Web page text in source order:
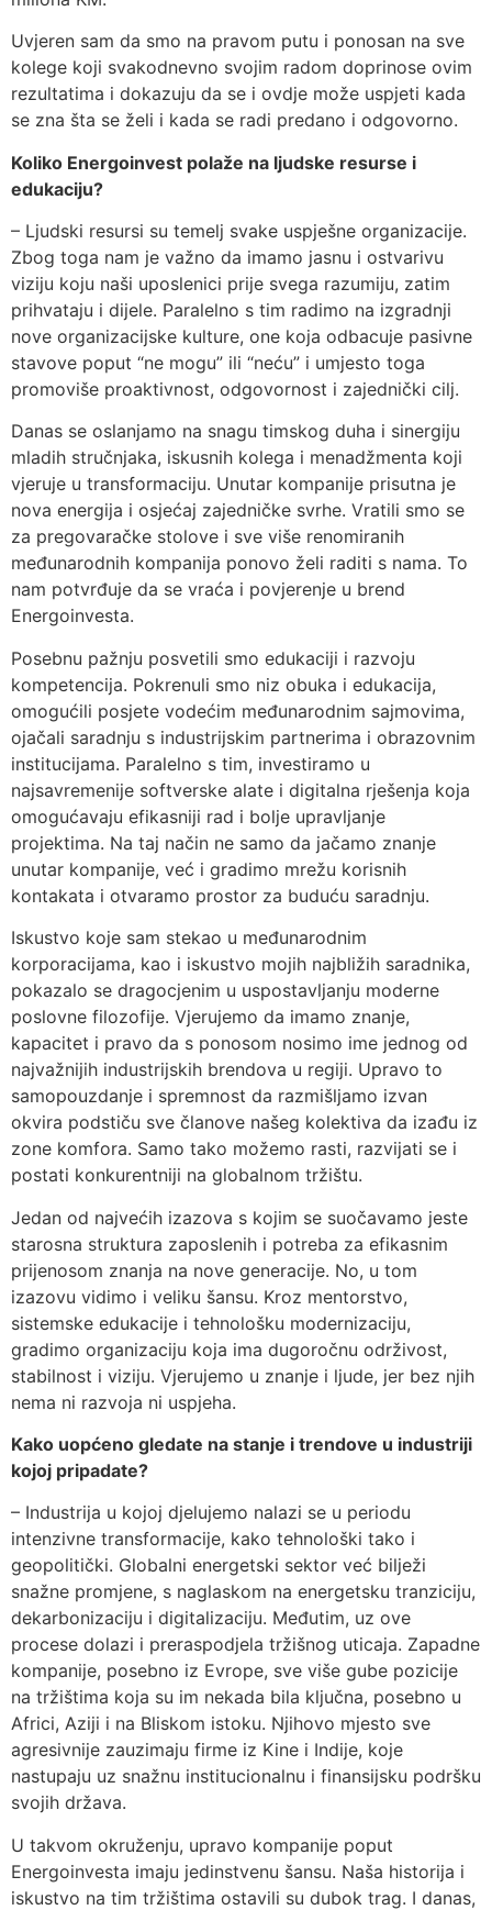
Uvjeren sam da smo na pravom putu i ponosan na sve
kolege koji svakodnevno svojim radom doprinose ovim
rezultatima i dokazuju da se i ovdje može uspjeti kada
se zna šta se želi i kada se radi predano i odgovorno.
Koliko Energoinvest polaže na ljudske resurse i
edukaciju?
– Ljudski resursi su temelj svake uspješne organizacije.
Zbog toga nam je važno da imamo jasnu i ostvarivu
viziju koju naši uposlenici prije svega razumiju, zatim
prihvataju i dijele. Paralelno s tim radimo na izgradnji
nove organizacijske kulture, one koja odbacuje pasivne
stavove poput “ne mogu” ili “neću” i umjesto toga
promoviše proaktivnost, odgovornost i zajednički cilj.
Danas se oslanjamo na snagu timskog duha i sinergiju
mladih stručnjaka, iskusnih kolega i menadžmenta koji
vjeruje u transformaciju. Unutar kompanije prisutna je
nova energija i osjećaj zajedničke svrhe. Vratili smo se
za pregovaračke stolove i sve više renomiranih
međunarodnih kompanija ponovo želi raditi s nama. To
nam potvrđuje da se vraća i povjerenje u brend
Energoinvesta.
Posebnu pažnju posvetili smo edukaciji i razvoju
kompetencija. Pokrenuli smo niz obuka i edukacija,
omogućili posjete vodećim međunarodnim sajmovima,
ojačali saradnju s industrijskim partnerima i obrazovnim
institucijama. Paralelno s tim, investiramo u
najsavremenije softverske alate i digitalna rješenja koja
omogućavaju efikasniji rad i bolje upravljanje
projektima. Na taj način ne samo da jačamo znanje
unutar kompanije, već i gradimo mrežu korisnih
kontakata i otvaramo prostor za buduću saradnju.
Iskustvo koje sam stekao u međunarodnim
korporacijama, kao i iskustvo mojih najbližih saradnika,
pokazalo se dragocjenim u uspostavljanju moderne
poslovne filozofije. Vjerujemo da imamo znanje,
kapacitet i pravo da s ponosom nosimo ime jednog od
najvažnijih industrijskih brendova u regiji. Upravo to
samopouzdanje i spremnost da razmišljamo izvan
okvira podstiču sve članove našeg kolektiva da izađu iz
zone komfora. Samo tako možemo rasti, razvijati se i
postati konkurentniji na globalnom tržištu.
Jedan od najvećih izazova s kojim se suočavamo jeste
starosna struktura zaposlenih i potreba za efikasnim
prijenosom znanja na nove generacije. No, u tom
izazovu vidimo i veliku šansu. Kroz mentorstvo,
sistemske edukacije i tehnološku modernizaciju,
gradimo organizaciju koja ima dugoročnu održivost,
stabilnost i viziju. Vjerujemo u znanje i ljude, jer bez njih
nema ni razvoja ni uspjeha.
Kako uopćeno gledate na stanje i trendove u industriji
kojoj pripadate?
– Industrija u kojoj djelujemo nalazi se u periodu
intenzivne transformacije, kako tehnološki tako i
geopolitički. Globalni energetski sektor već bilježi
snažne promjene, s naglaskom na energetsku tranziciju,
dekarbonizaciju i digitalizaciju. Međutim, uz ove
procese dolazi i preraspodjela tržišnog uticaja. Zapadne
kompanije, posebno iz Evrope, sve više gube pozicije
na tržištima koja su im nekada bila ključna, posebno u
Africi, Aziji i na Bliskom istoku. Njihovo mjesto sve
agresivnije zauzimaju firme iz Kine i Indije, koje
nastupaju uz snažnu institucionalnu i finansijsku podršku
svojih država.
U takvom okruženju, upravo kompanije poput
Energoinvesta imaju jedinstvenu šansu. Naša historija i
iskustvo na tim tržištima ostavili su dubok trag. I danas,